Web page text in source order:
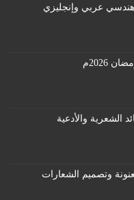
عربي وإنجليزي
2026م
الشعرية والأدعية
وتصميم الشعارات